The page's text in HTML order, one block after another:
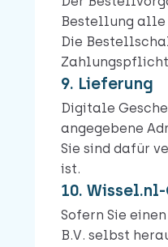
Bestellung alle
Die
Zahlungspflicht
9. Lieferung
Digitale
angegebene
Sie sind dafür
ist.
10.
Sofern Sie
B.V. selbst